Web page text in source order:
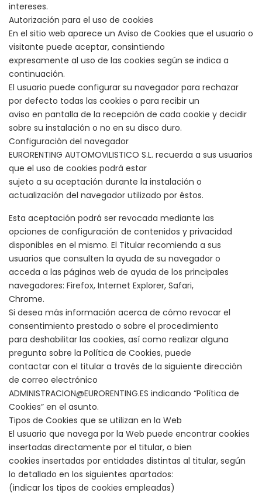
intereses.
Autorización para el uso de cookies
En el sitio web aparece un Aviso de Cookies que el usuario o
visitante puede aceptar, consintiendo
expresamente al uso de las cookies según se indica a
continuación.
El usuario puede configurar su navegador para rechazar
por defecto todas las cookies o para recibir un
aviso en pantalla de la recepción de cada cookie y decidir
sobre su instalación o no en su disco duro.
Configuración del navegador
EURORENTING AUTOMOVILISTICO S.L. recuerda a sus usuarios
que el uso de cookies podrá estar
sujeto a su aceptación durante la instalación o
actualización del navegador utilizado por éstos.
Esta aceptación podrá ser revocada mediante las
opciones de configuración de contenidos y privacidad
disponibles en el mismo. El Titular recomienda a sus
usuarios que consulten la ayuda de su navegador o
acceda a las páginas web de ayuda de los principales
navegadores: Firefox, Internet Explorer, Safari,
Chrome.
Si desea más información acerca de cómo revocar el
consentimiento prestado o sobre el procedimiento
para deshabilitar las cookies, así como realizar alguna
pregunta sobre la Política de Cookies, puede
contactar con el titular a través de la siguiente dirección
de correo electrónico
ADMINISTRACION@EURORENTING.ES indicando “Política de
Cookies” en el asunto.
Tipos de Cookies que se utilizan en la Web
El usuario que navega por la Web puede encontrar cookies
insertadas directamente por el titular, o bien
cookies insertadas por entidades distintas al titular, según
lo detallado en los siguientes apartados:
(indicar los tipos de cookies empleadas)